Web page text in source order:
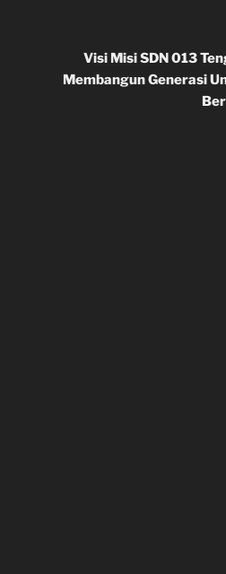
Visi Misi SDN 013
Membangun Generasi